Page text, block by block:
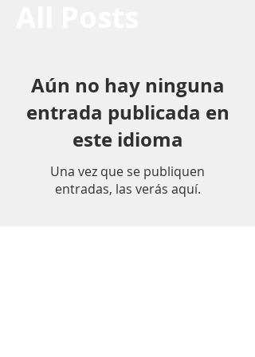
Aún no hay ninguna
entrada publicada en
este idioma
Una vez que se publiquen
entradas, las verás aquí.